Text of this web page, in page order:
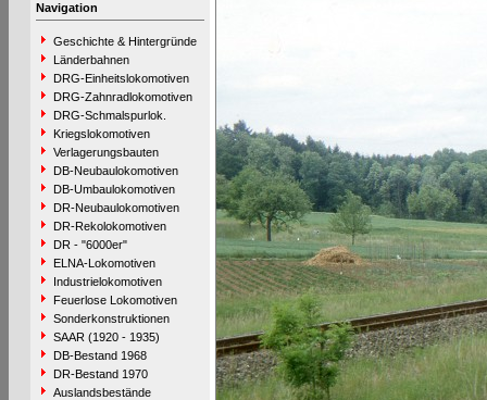
Navigation
Geschichte & Hintergründe
Länderbahnen
DRG-Einheitslokomotiven
DRG-Zahnradlokomotiven
DRG-Schmalspurlok.
Kriegslokomotiven
Verlagerungsbauten
DB-Neubaulokomotiven
DB-Umbaulokomotiven
DR-Neubaulokomotiven
DR-Rekolokomotiven
DR - "6000er"
ELNA-Lokomotiven
Industrielokomotiven
Feuerlose Lokomotiven
Sonderkonstruktionen
SAAR (1920 - 1935)
DB-Bestand 1968
DR-Bestand 1970
Auslandsbestände